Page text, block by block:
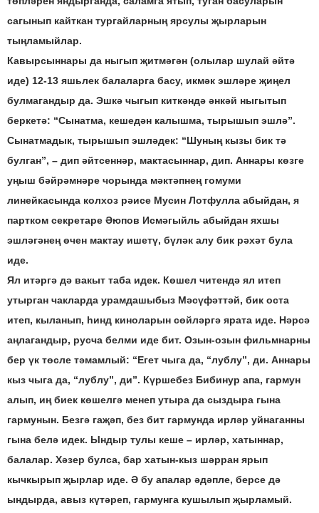
сагынып кайткан тургайларның ярсулы җырларын
тыңламыйлар.
Кавырсыннары да ныгып җитмәгән (олылар шулай әйтә
иде) 12-13 яшьлек балаларга басу, икмәк эшләре җиңел
булмагандыр да. Эшкә чыгып киткәндә әнкәй ныгытып
беркетә: “Сынатма, кешедән калышма, тырышып эшлә”.
Сынатмадык, тырышып эшләдек: “Шуның кызы бик тә
булган”, – дип әйтсеннәр, мактасыннар, дип. Аннары көзге
уңыш бәйрәмнәре чорында мәктәпнең гомуми
линейкасында колхоз рәисе Мусин Лотфулла абыйдан, я
партком секретаре Әюпов Исмәгыйль абыйдан яхшы
эшләгәнең өчен мактау ишетү, бүләк алу бик рәхәт була
иде.
Ял итәргә дә вакыт таба идек. Көшел читендә ял итеп
утырган чакларда урамдашыбыз Мәсүфәттәй, бик оста
итеп, кыланып, һинд киноларын сөйләргә ярата иде. Нәрсә
аңлагандыр, русча белми иде бит. Озын-озын фильмнарны
бер үк төсле тәмамлый: “Егет чыга да, “лублу”, ди. Аннары
кыз чыга да, “лублу”, ди”. Күршебез Бибинур апа, гармун
алып, иң биек көшелгә менеп утыра да сыздыра гына
гармунын. Безгә гаҗәп, без бит гармунда ирләр уйнаганны
гына белә идек. Ындыр тулы кеше – ирләр, хатыннар,
балалар. Хәзер булса, бар хатын-кыз шәрран ярып
кычкырып җырлар иде. Ә бу апалар әдәпле, берсе дә
ындырда, авыз күтәреп, гармунга кушылып җырламый.